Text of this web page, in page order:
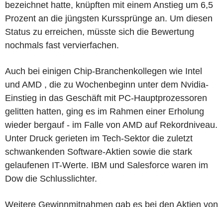
bezeichnet hatte, knüpften mit einem Anstieg um 6,5
Prozent an die jüngsten Kurssprünge an. Um diesen
Status zu erreichen, müsste sich die Bewertung
nochmals fast vervierfachen.
Auch bei einigen Chip-Branchenkollegen wie Intel
und AMD , die zu Wochenbeginn unter dem Nvidia-
Einstieg in das Geschäft mit PC-Hauptprozessoren
gelitten hatten, ging es im Rahmen einer Erholung
wieder bergauf - im Falle von AMD auf Rekordniveau.
Unter Druck gerieten im Tech-Sektor die zuletzt
schwankenden Software-Aktien sowie die stark
gelaufenen IT-Werte. IBM und Salesforce waren im
Dow die Schlusslichter.
Weitere Gewinnmitnahmen gab es bei den Aktien von